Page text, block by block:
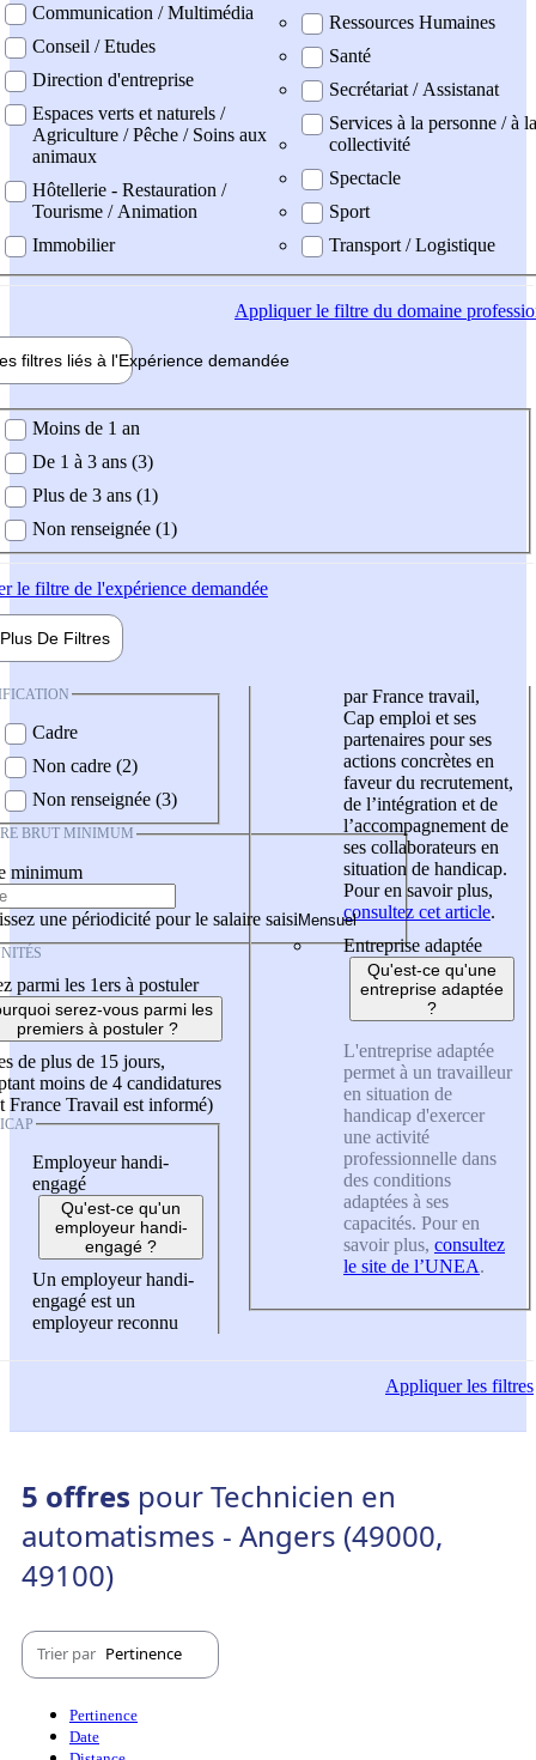
Communication / Multimédia
Conseil / Etudes
Direction d'entreprise
Espaces verts et naturels /
Agriculture / Pêche / Soins aux
animaux
Hôtellerie - Restauration /
Tourisme / Animation
Immobilier
Ressources Humaines
Santé
Secrétariat / Assistanat
Services à la personne / à la
collectivité
Spectacle
Sport
Transport / Logistique
Appliquerle filtre du domaine
filtres liés à l'Expérience demandée
demandée
Moins de 1 an
De 1 à 3 ans (3)
Plus de 3 ans (1)
Non renseignée (1)
le filtre de l'expérience demandée
Plus De Filtres
Cadre
Non cadre (2)
Non renseignée (3)
BRUT MINIMUM
minimum
une périodicité pour le salaire saisi
parmi les 1ers à postuler
serez-vous parmi les
premiers à postuler ?
de plus de 15 jours,
moins de 4 candidatures
France Travail est informé)
Employeur handi-
engagé
Qu'est-ce qu'un
employeur handi-
engagé ?
Un employeur handi-
engagé est un
employeur reconnu
par France travail,
Cap emploi et ses
partenaires pour ses
actions concrètes en
faveur du recrutement,
de l’intégration et de
l’accompagnement de
ses collaborateurs en
situation de handicap.
Pour en savoir plus,
consultez cet article.
Entreprise adaptée
Qu'est-ce qu'une
entreprise adaptée
?
L'entreprise adaptée
permet à un travailleur
en situation de
handicap d'exercer
une activité
professionnelle dans
des conditions
adaptées à ses
capacités. Pour en
savoir plus, consultez
le site de l’UNEA.
Appliquerles filtres
5 offres pour Technicien en
automatismes - Angers (49000,
49100)
Trier par Pertinence
Pertinence
Date